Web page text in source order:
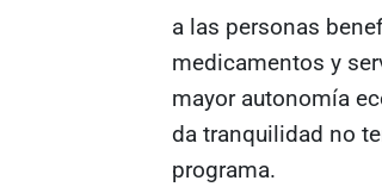
a las personas
medicamentos y
mayor autonomía
da tranquilidad no
programa.